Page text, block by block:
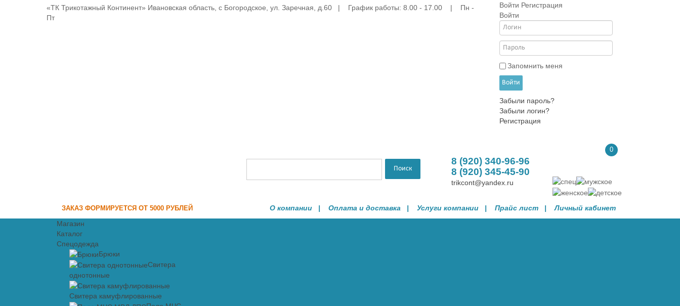
«ТК Трикотажный Континент» Ивановская область, с Богородское, ул. Заречная, д.60 | График работы: 8.00 - 17.00 | Пн -
Пт
Войти Регистрация
Войти
Запомнить меня
Войти
Забыли пароль?
Забыли логин?
Регистрация
8 (920) 340-96-96
8 (920) 345-45-90
trikcont@yandex.ru
0
ЗАКАЗ ФОРМИРУЕТСЯ ОТ 5000 РУБЛЕЙ О компании | Оплата и доставка | Услуги компании | Прайс лист |Личный кабинет
Магазин
Каталог
Спецодежда
Брюки
Свитера
однотонные
Свитера камуфлированные